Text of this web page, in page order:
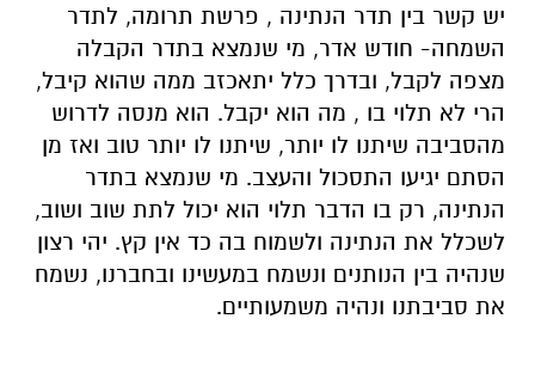
יש קשר בין תדר הנתינה , פרשת תרומה, לתדר
השמחה- חודש אדר, מי שנמצא בתדר הקבלה
מצפה לקבל, ובדרך כלל יתאכזב ממה שהוא קיבל,
הרי לא תלוי בו , מה הוא יקבל. הוא מנסה לדרוש
מהסביבה שיתנו לו יותר, שיתנו לו יותר טוב ואז מן
הסתם יגיעו התסכול והעצב. מי שנמצא בתדר
הנתינה, רק בו הדבר תלוי הוא יכול לתת שוב ושוב,
לשכלל את הנתינה ולשמוח בה כד אין קץ. יהי רצון
שנהיה בין הנותנים ונשמח במעשינו ובחברנו, נשמח
את סביבתנו ונהיה משמעותיים.